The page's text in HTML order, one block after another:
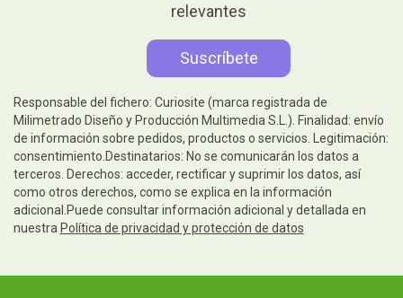
relevantes
Responsable del fichero: Curiosite (marca registrada de
Milimetrado Diseño y Producción Multimedia S.L.). Finalidad: envío
de información sobre pedidos, productos o servicios. Legitimación:
consentimiento.Destinatarios: No se comunicarán los datos a
terceros. Derechos: acceder, rectificar y suprimir los datos, así
como otros derechos, como se explica en la información
adicional.Puede consultar información adicional y detallada en
nuestra Política de privacidad y protección de datos